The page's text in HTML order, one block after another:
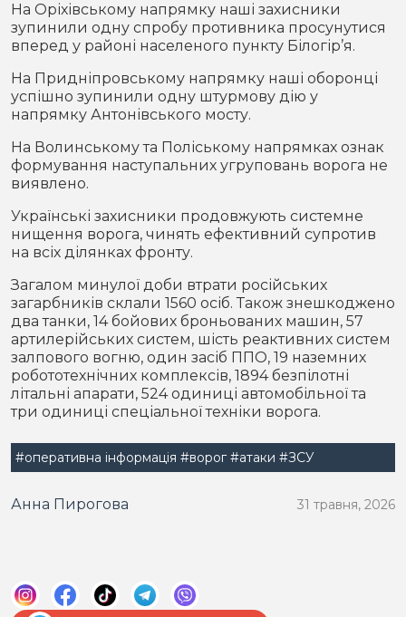
На Оріхівському напрямку наші захисники
зупинили одну спробу противника просунутися
вперед у районі населеного пункту Білогір’я.
На Придніпровському напрямку наші оборонці
успішно зупинили одну штурмову дію у
напрямку Антонівського мосту.
На Волинському та Поліському напрямках ознак
формування наступальних угруповань ворога не
виявлено.
Українські захисники продовжують системне
нищення ворога, чинять ефективний супротив
на всіх ділянках фронту.
Загалом минулої доби втрати російських
загарбників склали 1560 осіб. Також знешкоджено
два танки, 14 бойових броньованих машин, 57
артилерійських систем, шість реактивних систем
залпового вогню, один засіб ППО, 19 наземних
робототехнічних комплексів, 1894 безпілотні
літальні апарати, 524 одиниці автомобільної та
три одиниці спеціальної техніки ворога.
#оперативна інформація #ворог #атаки #ЗСУ
Анна Пирогова 31 травня, 2026